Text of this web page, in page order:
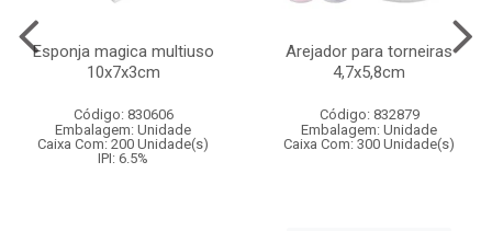
Esponja magica multiuso
10x7x3cm
Código: 830606
Embalagem: Unidade
Caixa Com: 200 Unidade(s)
IPI: 6.5%
Arejador para torneiras
4,7x5,8cm
Código: 832879
Embalagem: Unidade
Caixa Com: 300 Unidade(s)